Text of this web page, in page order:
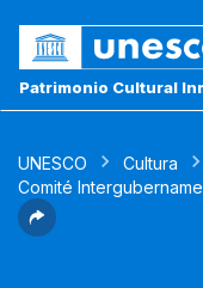
Patrimonio Cultural
UNESCO Cultura
Comité